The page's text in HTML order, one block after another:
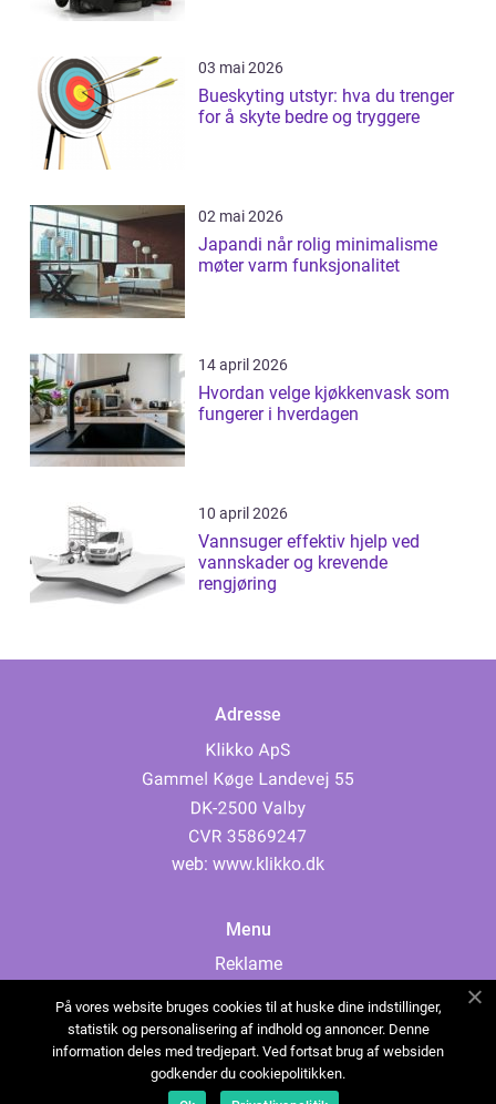
03 mai 2026
Bueskyting utstyr: hva du trenger
for å skyte bedre og tryggere
02 mai 2026
Japandi når rolig minimalisme
møter varm funksjonalitet
14 april 2026
Hvordan velge kjøkkenvask som
fungerer i hverdagen
10 april 2026
Vannsuger effektiv hjelp ved
vannskader og krevende
rengjøring
Adresse
web: www.klikko.dk
Menu
Reklame
Cookies
Kontakt Oss
Sitemap
På vores website bruges cookies til at huske dine indstillinger,
statistik og personalisering af indhold og annoncer. Denne
information deles med tredjepart. Ved fortsat brug af websiden
godkender du cookiepolitikken.